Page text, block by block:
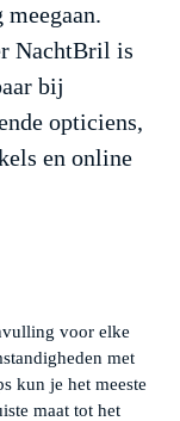
NachtBril is
bij
opticiens,
en online
voor elke
met
kun je het meeste
maat tot het